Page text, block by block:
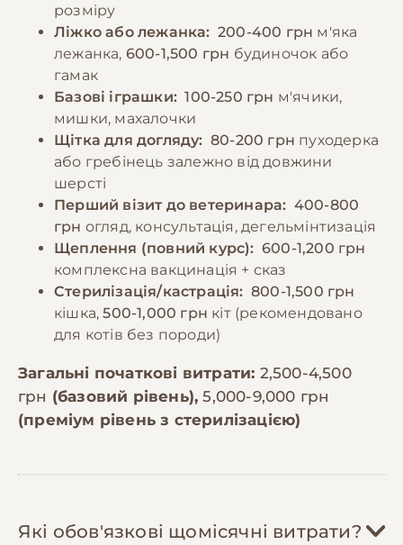
🎁 −10% на зоотовари
За промокодом E-PET
розміру
Ліжко або лежанка: 200-400 грн м'яка
лежанка, 600-1,500 грн будиночок або
гамак
Базові іграшки: 100-250 грн м'ячики,
мишки, махалочки
Щітка для догляду: 80-200 грн пуходерка
або гребінець залежно від довжини
шерсті
Перший візит до ветеринара: 400-800
грн огляд, консультація, дегельмінтизація
Щеплення (повний курс): 600-1,200 грн
комплексна вакцинація + сказ
Стерилізація/кастрація: 800-1,500 грн
кішка,500-1,000 грн кіт (рекомендовано
для котів без породи)
Загальні початкові витрати: 2,500-4,500
грн (базовий рівень),5,000-9,000 грн
(преміум рівень з стерилізацією)
Які обов'язкові щомісячні витрати?